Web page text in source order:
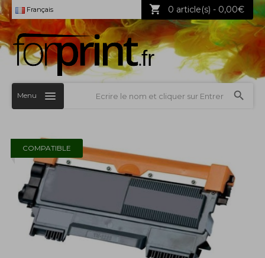
Français 0 article(s) - 0,00€
Menu
COMPATIBLE